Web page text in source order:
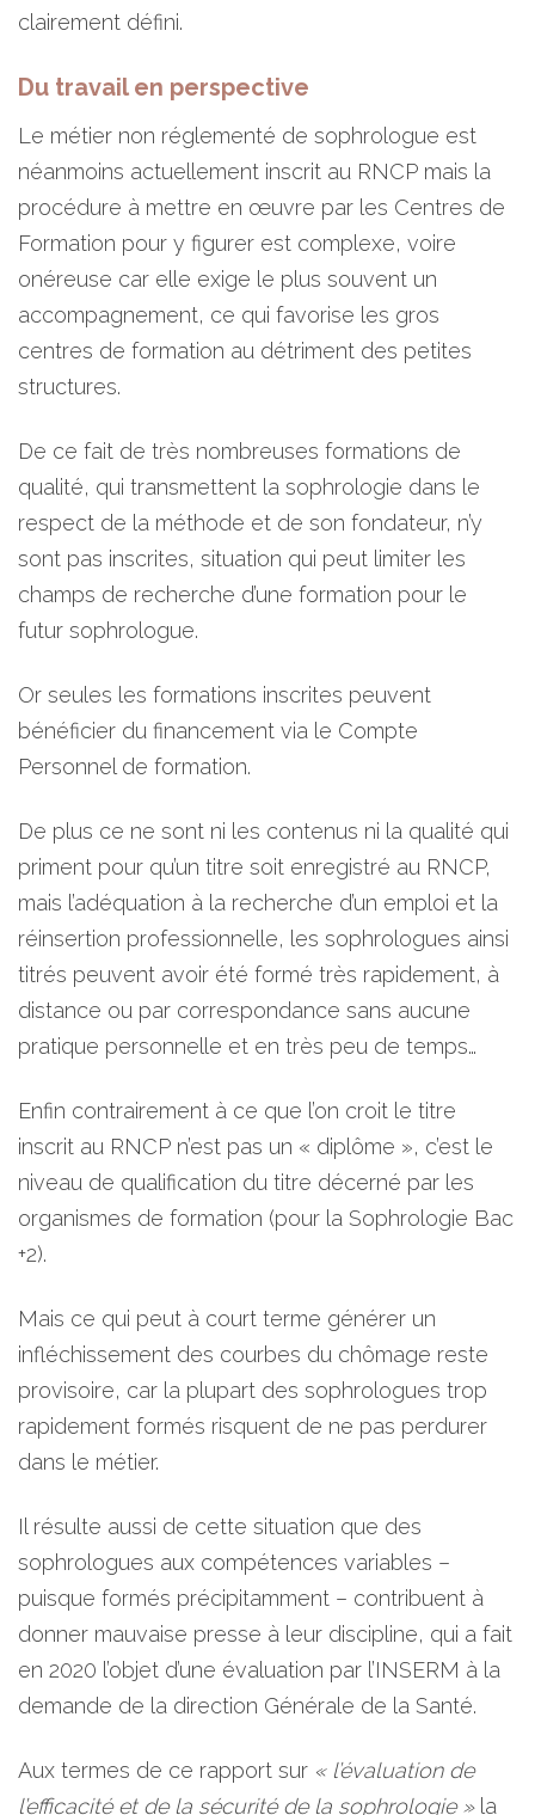
clairement défini.
Du travail en perspective
Le métier non réglementé de sophrologue est
néanmoins actuellement inscrit au RNCP mais la
procédure à mettre en œuvre par les Centres de
Formation pour y figurer est complexe, voire
onéreuse car elle exige le plus souvent un
accompagnement, ce qui favorise les gros
centres de formation au détriment des petites
structures.
De ce fait de très nombreuses formations de
qualité, qui transmettent la sophrologie dans le
respect de la méthode et de son fondateur, n’y
sont pas inscrites, situation qui peut limiter les
champs de recherche d’une formation pour le
futur sophrologue.
Or seules les formations inscrites peuvent
bénéficier du financement via le Compte
Personnel de formation.
De plus ce ne sont ni les contenus ni la qualité qui
priment pour qu’un titre soit enregistré au RNCP,
mais l’adéquation à la recherche d’un emploi et la
réinsertion professionnelle, les sophrologues ainsi
titrés peuvent avoir été formé très rapidement, à
distance ou par correspondance sans aucune
pratique personnelle et en très peu de temps…
Enfin contrairement à ce que l’on croit le titre
inscrit au RNCP n’est pas un « diplôme », c’est le
niveau de qualification du titre décerné par les
organismes de formation (pour la Sophrologie Bac
+2).
Mais ce qui peut à court terme générer un
infléchissement des courbes du chômage reste
provisoire, car la plupart des sophrologues trop
rapidement formés risquent de ne pas perdurer
dans le métier.
Il résulte aussi de cette situation que des
sophrologues aux compétences variables –
puisque formés précipitamment – contribuent à
donner mauvaise presse à leur discipline, qui a fait
en 2020 l’objet d’une évaluation par l’INSERM à la
demande de la direction Générale de la Santé.
Aux termes de ce rapport sur « l’évaluation de
l’efficacité et de la sécurité de la sophrologie »la